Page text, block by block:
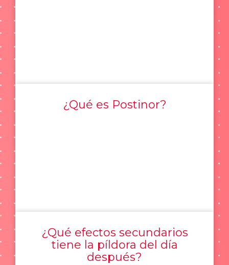
¿Qué es Postinor?
¿Qué efectos secundarios
tiene la píldora del día
después?